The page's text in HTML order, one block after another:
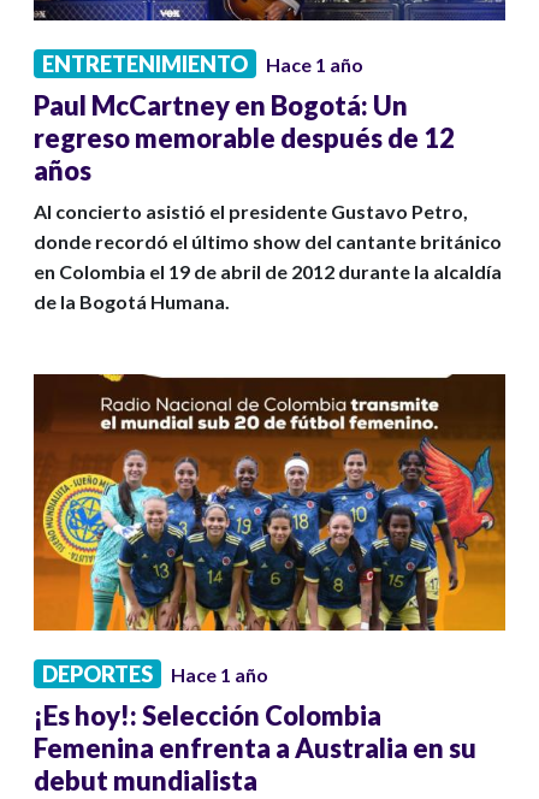
ENTRETENIMIENTO Hace 1 año
Paul McCartney en Bogotá: Un
regreso memorable después de 12
años
Al concierto asistió el presidente Gustavo Petro,
donde recordó el último show del cantante británico
en Colombia el 19 de abril de 2012 durante la alcaldía
de la Bogotá Humana.
DEPORTES Hace 1 año
¡Es hoy!: Selección Colombia
Femenina enfrenta a Australia en su
debut mundialista